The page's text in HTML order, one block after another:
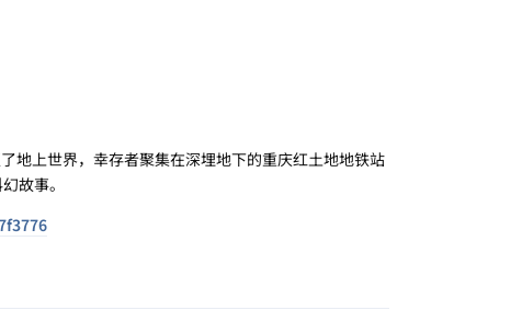
上世界，幸存者聚集在深埋地下的重庆红土地地铁站
故事。